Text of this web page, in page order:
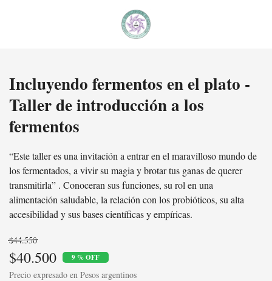
Incluyendo fermentos en el plato -
Taller de introducción a los
fermentos
“Este taller es una invitación a entrar en el maravilloso mundo de
los fermentados, a vivir su magia y brotar tus ganas de querer
transmitirla” . Conoceran sus funciones, su rol en una
alimentación saludable, la relación con los probióticos, su alta
accesibilidad y sus bases científicas y empíricas.
$44.550
$40.500 9 % OFF
Precio expresado en Pesos argentinos